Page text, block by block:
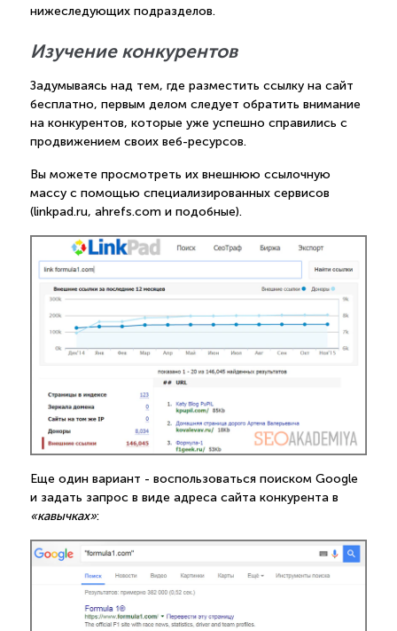
нижеследующих подразделов.
Изучение конкурентов
Задумываясь над тем, где разместить ссылку на сайт
бесплатно, первым делом следует обратить внимание
на конкурентов, которые уже успешно справились с
продвижением своих веб-ресурсов.
Вы можете просмотреть их внешнюю ссылочную
массу с помощью специализированных сервисов
(linkpad.ru, ahrefs.com и подобные).
Еще один вариант - воспользоваться поиском Google
и задать запрос в виде адреса сайта конкурента в
«кавычках»: